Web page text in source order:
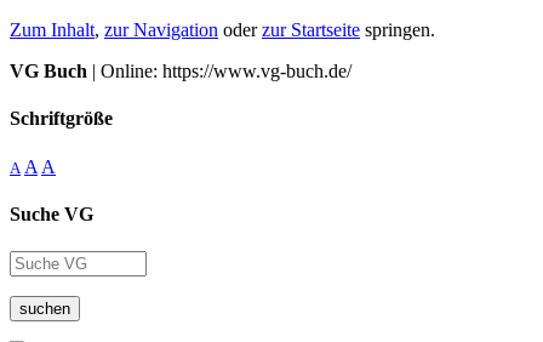
Zum Inhalt, zur Navigation oderzur Startseite springen.
VG Buch | Online: https://www.vg-buch.de/
Schriftgröße
A A A
Suche VG
suchen